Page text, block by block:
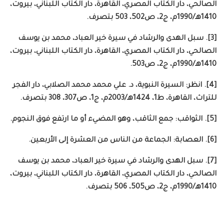
الصالحي، دار الكتاب المصري، القاهرة، دار الكتاب اللبناني، بيروت،
1410هـ/1990م، ج2، ص502، 503 بتصرف.
[3]. سبل الهدى والرشاد في سيرة خير العباد، محمد بن يوسف
الصالحي، دار الكتاب المصري، القاهرة، دار الكتاب اللبناني، بيروت،
1410هـ/1990م، ج2، ص503.
[4]. انظر: السيرة النبوية، د. علي محمد محمد الصلابي، دار الفجر
للتراث، القاهرة، ط1، 1424هـ/2003م، ج1، ص307، 308 بتصرف.
[5]. الثواقب: جمع الثاقب، وهو المضيء أو ما ارتفع فوق النجوم.
[6]. العصابة: الجماعة من الناس من العشرة إلى الأربعين.
[7]. سبل الهدى والرشاد في سيرة خير العباد، محمد بن يوسف
الصالحي، دار الكتاب المصري، القاهرة، دار الكتاب اللبناني، بيروت،
1410هـ/1990م، ج2، ص505، 506 بتصرف.